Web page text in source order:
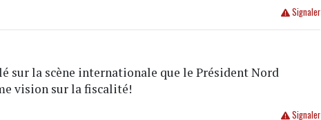
Signaler
sur la scène internationale que le Président Nord
vision sur la fiscalité!
Signaler